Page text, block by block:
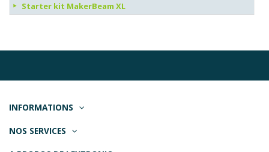
Starter kit MakerBeam XL
INFORMATIONS
NOS SERVICES